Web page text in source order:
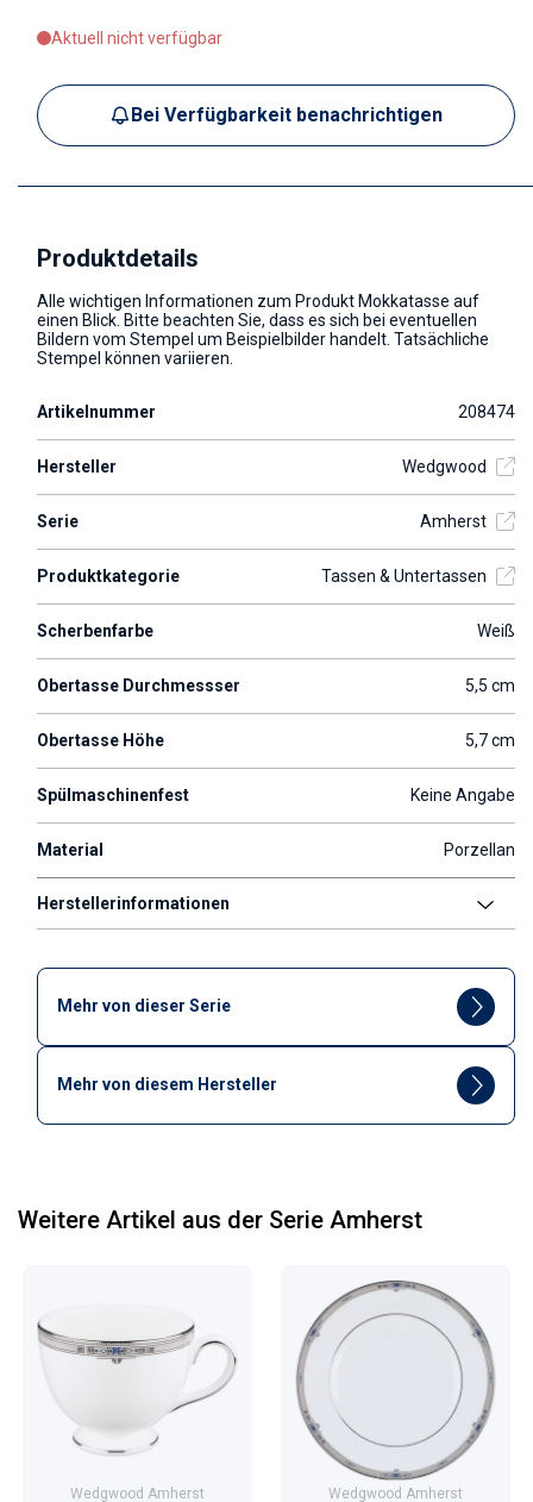
Aktuell nicht verfügbar
Bei Verfügbarkeit benachrichtigen
Produktdetails
Alle wichtigen Informationen zum Produkt Mokkatasse auf
einen Blick. Bitte beachten Sie, dass es sich bei eventuellen
Bildern vom Stempel um Beispielbilder handelt. Tatsächliche
Stempel können variieren.
Artikelnummer 208474
Hersteller Wedgwood
Serie Amherst
Produktkategorie Tassen & Untertassen
Scherbenfarbe Weiß
Obertasse Durchmessser 5,5 cm
Obertasse Höhe 5,7 cm
Spülmaschinenfest Keine Angabe
Material Porzellan
Herstellerinformationen
Mehr von dieser Serie
Mehr von diesem Hersteller
Weitere Artikel aus der Serie Amherst
Wedgwood Amherst Wedgwood Amherst